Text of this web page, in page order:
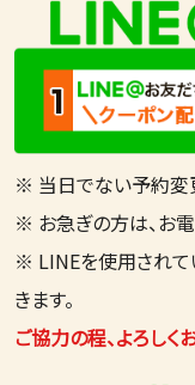
※ 当日でない予約変更
※ お急ぎの方は、お電
※ LINEを使用されて
きます。
ご協力の程、よろしく